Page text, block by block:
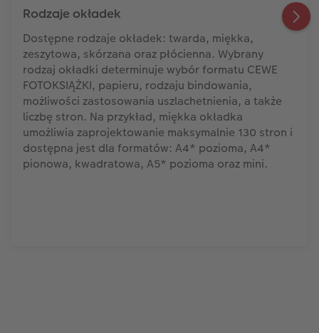
Rodzaje okładek
Dostępne rodzaje okładek: twarda, miękka,
zeszytowa, skórzana oraz płócienna. Wybrany
rodzaj okładki determinuje wybór formatu CEWE
FOTOKSIĄŻKI, papieru, rodzaju bindowania,
możliwości zastosowania uszlachetnienia, a także
liczbę stron. Na przykład, miękka okładka
umożliwia zaprojektowanie maksymalnie 130 stron i
dostępna jest dla formatów: A4* pozioma, A4*
pionowa, kwadratowa, A5* pozioma oraz mini.